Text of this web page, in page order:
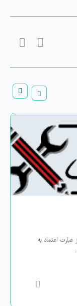
اعتماد به